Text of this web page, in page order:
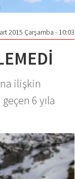
2015 Çarşamba - 10:03
ilişkin
6 yıla